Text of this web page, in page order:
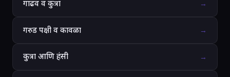
गाढव व कुत्रा →
गरुड पक्षी व कावळा →
कुत्रा आणि हंसी →